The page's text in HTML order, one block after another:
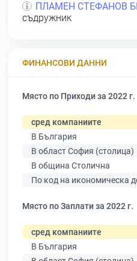
ПЛАМЕН СТЕФАНОВ
съдружник
ФИНАНСОВИ ДАННИ
Място по Приходи за 2022 г.
сред компаниите
В България
В област София (столица)
В община Столична
По код на икономическа
Място по Заплати за 2022 г.
сред компаниите
В България